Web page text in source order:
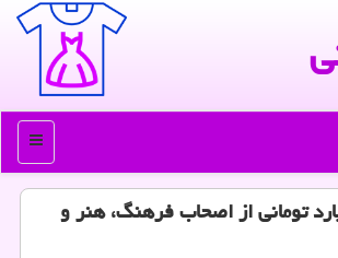
منو
183 میلیارد تومانی از اصحاب فرهنگ، هنر و